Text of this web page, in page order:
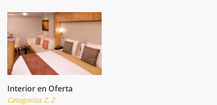
Interior en Oferta
Categorías Z, Z